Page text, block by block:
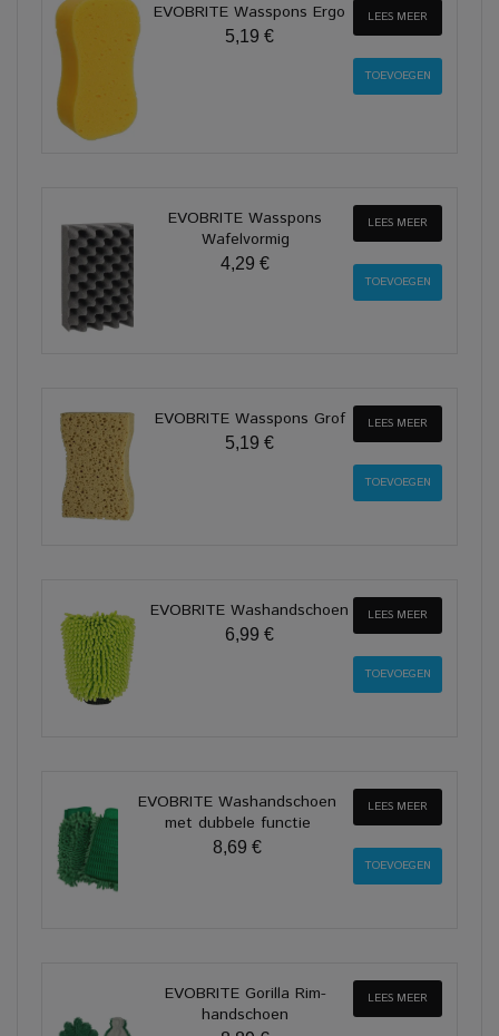
EVOBRITE Wasspons Ergo
5,19 €
LEES MEER
EVOBRITE Wasspons
Wafelvormig
4,29 €
LEES MEER
EVOBRITE Wasspons Grof
5,19 €
LEES MEER
EVOBRITE Washandschoen
6,99 €
LEES MEER
EVOBRITE Washandschoen
met dubbele functie
8,69 €
LEES MEER
EVOBRITE Gorilla Rim-
handschoen
LEES MEER